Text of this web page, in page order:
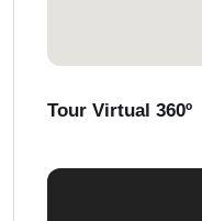
Tour Virtual 360º